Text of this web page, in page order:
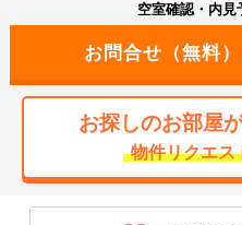
空室確認・内見
お探しのお部屋
物件リクエス